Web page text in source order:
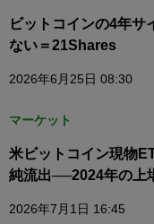
ビットコインの4年サ
ない＝21Shares
2026年6月25日 08:30
マーケット
米ビットコイン現物
純流出──2024年の上
2026年7月1日 16:45